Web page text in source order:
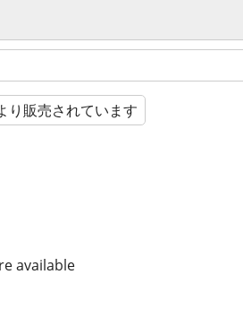
り販売されています
available